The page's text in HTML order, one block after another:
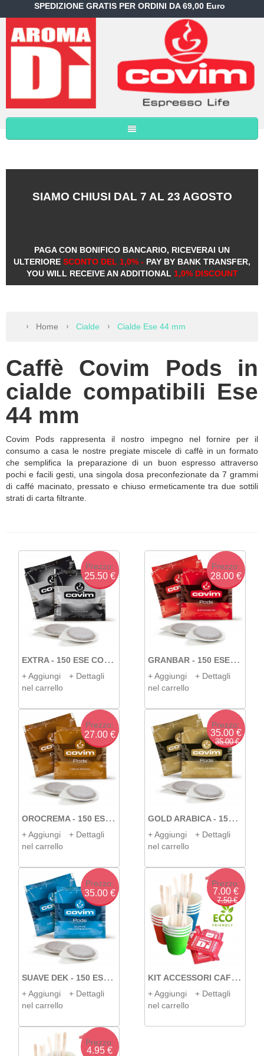
SPEDIZIONE GRATIS PER ORDINI DA 69,00 Euro
SIAMO CHIUSI DAL 7 AL 23 AGOSTO
PAGA CON BONIFICO BANCARIO, RICEVERAI UN
ULTERIORE SCONTO DEL 1,0% - PAY BY BANK TRANSFER,
YOU WILL RECEIVE AN ADDITIONAL 1,0% DISCOUNT
Home Cialde Cialde Ese 44 mm
Caffè Covim Pods in
cialde compatibili Ese
44 mm
Covim Pods rappresenta il nostro impegno nel fornire per il
consumo a casa le nostre pregiate miscele di caffè in un formato
che semplifica la preparazione di un buon espresso attraverso
pochi e facili gesti, una singola dosa preconfezionate da 7 grammi
di caffé macinato, pressato e chiuso ermeticamente tra due sottili
strati di carta filtrante.
Prezzo:
25.50 €
E
XTRA - 150 ESE COVIM
+ Aggiungi
nel carrello
+ Dettagli
Prezzo:
28.00 €
G
RANBAR - 150 ESE COVIM
+ Aggiungi
nel carrello
+ Dettagli
Prezzo:
27.00 €
O
ROCREMA - 150 ESE COVIM
+ Aggiungi
nel carrello
+ Dettagli
Prezzo:
35.00 €
35.00 €
G
OLD ARABICA - 150 ESE COVIM
+ Aggiungi
nel carrello
+ Dettagli
Prezzo:
35.00 €
S
UAVE DEK - 150 ESE COVIM
+ Aggiungi
nel carrello
+ Dettagli
Prezzo:
7.00 €
7.50 €
K
IT ACCESSORI CAFFÈ DA 150 ECO
+ Aggiungi
nel carrello
+ Dettagli
Prezzo:
4.95 €